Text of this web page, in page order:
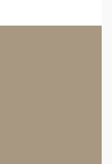
parti ...